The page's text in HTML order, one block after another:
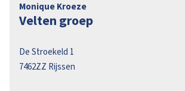
Monique Kroeze
Velten groep
De Stroekeld 1
7462ZZ Rijssen